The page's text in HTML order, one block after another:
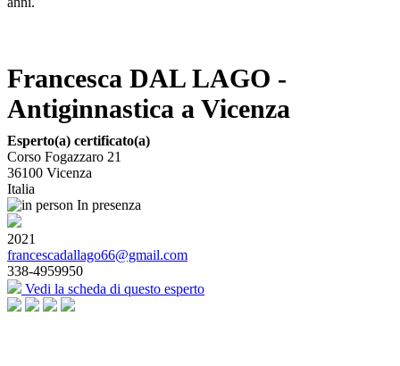
Francesca DAL LAGO -
Antiginnastica a Vicenza
Esperto(a) certificato(a)
Corso Fogazzaro 21
36100 Vicenza
Italia
In presenza
2021
francescadallago66@gmail.com
338-4959950
Vedi la scheda di questo esperto